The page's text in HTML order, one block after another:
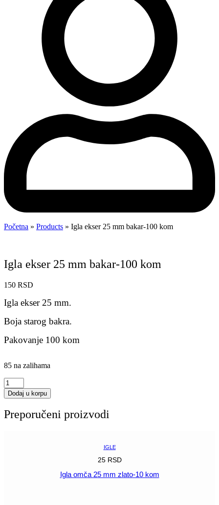
Početna » Products » Igla ekser 25 mm bakar-100 kom
Igla ekser 25 mm bakar-100 kom
150 RSD
Igla ekser 25 mm.
Boja starog bakra.
Pakovanje 100 kom
85 na zalihama
Igla
ekser
25
bakar-
Dodaj u korpu
Preporučeni proizvodi
IGLE
25 RSD
Igla omča 25 mm zlato-10 kom